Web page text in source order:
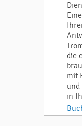
die
mit
und
in